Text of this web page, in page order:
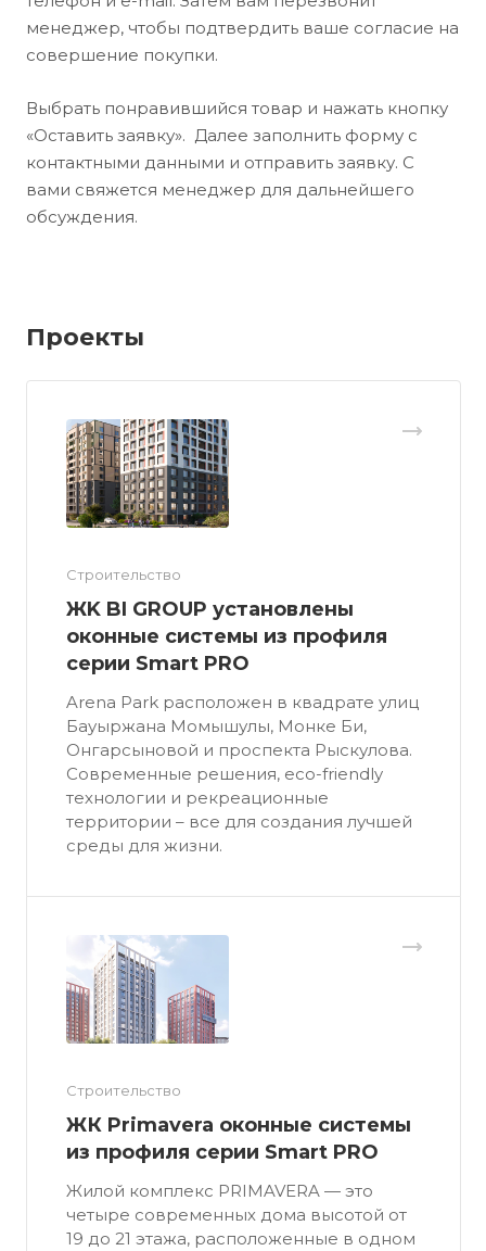
менеджер, чтобы подтвердить ваше согласие на
совершение покупки.
Выбрать понравившийся товар и нажать кнопку
«Оставить заявку». Далее заполнить форму с
контактными данными и отправить заявку. С
вами свяжется менеджер для дальнейшего
обсуждения.
Проекты
Строительство
ЖK BI GROUP установлены
оконные системы из профиля
серии Smart PRO
Arena Park расположен в квадрате улиц
Бауыржана Момышулы, Монке Би,
Онгарсыновой и проспекта Рыскулова.
Современные решения, eco-friendly
технологии и рекреационные
территории – все для создания лучшей
среды для жизни.
Строительство
ЖК Primavera оконные системы
из профиля серии Smart PRO
Жилой комплекс PRIMAVERA — это
четыре современных дома высотой от
19 до 21 этажа, расположенные в одном